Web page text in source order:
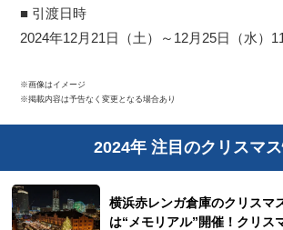
■ 引渡日時
2024年12月21日（土）～12月25日（水）
※画像はイメージ
※掲載内容は予告なく変更となる場合あり
2024年 注目のクリスマ
横浜赤レンガ倉庫のクリスマ
は“メモリアル”開催！クリス